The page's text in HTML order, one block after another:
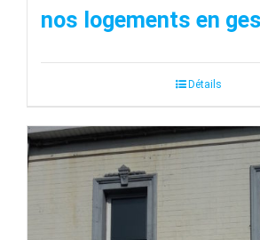
nos logements en
Détails